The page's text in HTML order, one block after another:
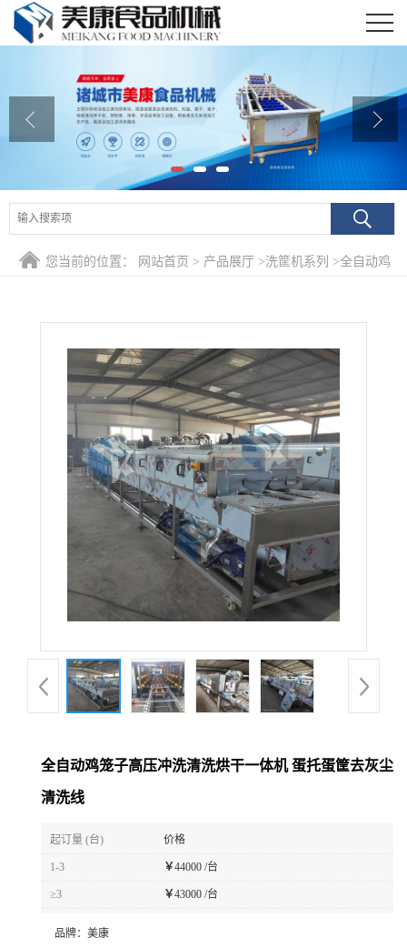
公司介绍
公司动态
产品展厅
联系我们
您当前的位置： 网站首页 > 产品展厅 >洗筐机系列 >全自动鸡
全自动鸡笼子高压冲洗清洗烘干一体机 蛋托蛋筐去灰尘
清洗线
起订量 (台) 价格
1-3 ￥44000 /台
≥3 ￥43000 /台
品牌： 美康